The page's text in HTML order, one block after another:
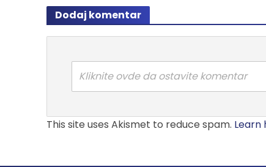
Dodaj komentar
Kliknite ovde da ostavite komentar
This site uses Akismet to reduce spam. Learn